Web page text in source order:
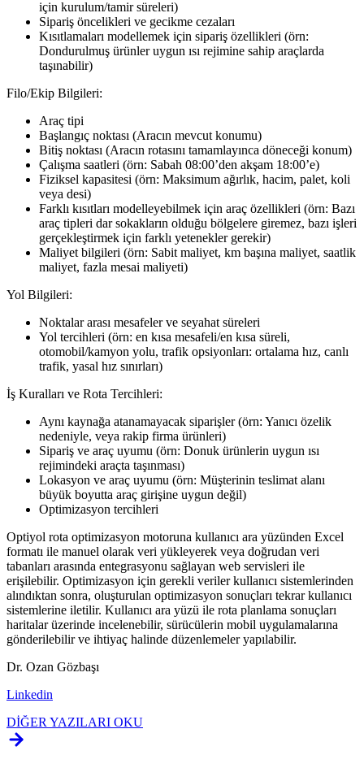
için kurulum/tamir süreleri)
Sipariş öncelikleri ve gecikme cezaları
Kısıtlamaları modellemek için sipariş özellikleri (örn:
Dondurulmuş ürünler uygun ısı rejimine sahip araçlarda
taşınabilir)
Filo/Ekip Bilgileri:
Araç tipi
Başlangıç noktası (Aracın mevcut konumu)
Bitiş noktası (Aracın rotasını tamamlayınca döneceği konum)
Çalışma saatleri (örn: Sabah 08:00’den akşam 18:00’e)
Fiziksel kapasitesi (örn: Maksimum ağırlık, hacim, palet, koli
veya desi)
Farklı kısıtları modelleyebilmek için araç özellikleri (örn: Bazı
araç tipleri dar sokakların olduğu bölgelere giremez, bazı işleri
gerçekleştirmek için farklı yetenekler gerekir)
Maliyet bilgileri (örn: Sabit maliyet, km başına maliyet, saatlik
maliyet, fazla mesai maliyeti)
Yol Bilgileri:
Noktalar arası mesafeler ve seyahat süreleri
Yol tercihleri (örn: en kısa mesafeli/en kısa süreli,
otomobil/kamyon yolu, trafik opsiyonları: ortalama hız, canlı
trafik, yasal hız sınırları)
İş Kuralları ve Rota Tercihleri:
Aynı kaynağa atanamayacak siparişler (örn: Yanıcı özelik
nedeniyle, veya rakip firma ürünleri)
Sipariş ve araç uyumu (örn: Donuk ürünlerin uygun ısı
rejimindeki araçta taşınması)
Lokasyon ve araç uyumu (örn: Müşterinin teslimat alanı
büyük boyutta araç girişine uygun değil)
Optimizasyon tercihleri
Optiyol rota optimizasyon motoruna kullanıcı ara yüzünden Excel
formatı ile manuel olarak veri yükleyerek veya doğrudan veri
tabanları arasında entegrasyonu sağlayan web servisleri ile
erişilebilir. Optimizasyon için gerekli veriler kullanıcı sistemlerinden
alındıktan sonra, oluşturulan optimizasyon sonuçları tekrar kullanıcı
sistemlerine iletilir. Kullanıcı ara yüzü ile rota planlama sonuçları
haritalar üzerinde incelenebilir, sürücülerin mobil uygulamalarına
gönderilebilir ve ihtiyaç halinde düzenlemeler yapılabilir.
Dr. Ozan Gözbaşı
Linkedin
DİĞER YAZILARI OKU